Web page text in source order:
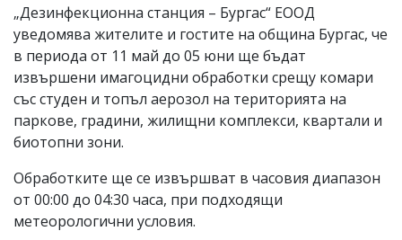
Ако
откриете
обиден
за
вас
коментар,
моля
сигнализирайте
ни!
„Дезинфекционна станция – Бургас“ ЕООД
уведомява жителите и гостите на община Бургас, че
в периода от 11 май до 05 юни ще бъдат
извършени имагоцидни обработки срещу комари
със студен и топъл аерозол на територията на
паркове, градини, жилищни комплекси, квартали и
биотопни зони.
Обработките ще се извършват в часовия диапазон
от 00:00 до 04:30 часа, при подходящи
метеорологични условия.